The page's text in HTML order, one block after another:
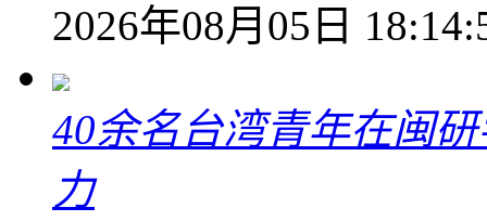
2026年08月05日
40余名台湾青年在闽
力